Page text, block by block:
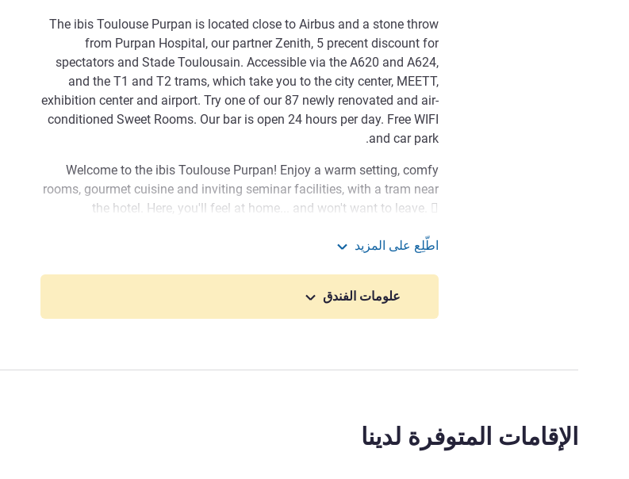
The ibis Toulouse Purpan is located close to Airbus and a stone throw
from Purpan Hospital, our partner Zenith, 5 precent discount for
spectators and Stade Toulousain. Accessible via the A620 and A624,
and the T1 and T2 trams, which take you to the city center, MEETT,
exhibition center and airport. Try one of our 87 newly renovated and air-
conditioned Sweet Rooms. Our bar is open 24 hours per day. Free WIFI
and car park.
Welcome to the ibis Toulouse Purpan! Enjoy a warm setting, comfy
rooms, gourmet cuisine and inviting seminar facilities, with a tram near
the hotel. Here, you'll feel at home... and won't want to leave. 
Take advantage of the Zenith events to come and visit Toulouse! 5%
إدارة الفندق JENNYFER CHIAPPA
اطّلِع على المزيد
علومات الفندق
الإقامات المتوفرة لدينا